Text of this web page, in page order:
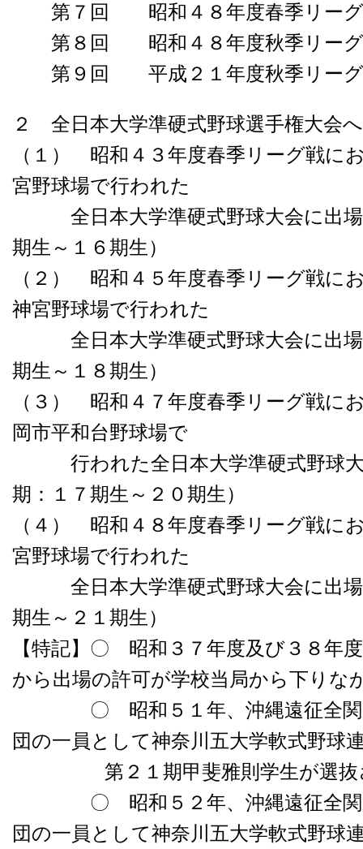
第７回 昭和４８年度春季リー
第８回 昭和４８年度秋季リー
第９回 平成２１年度秋季リー
２ 全日本大学準硬式野球選手権大会
（１） 昭和４３年度春季リーグ戦に
宮野球場で行われた
全日本大学準硬式野球大会に出場
期生～１６期生）
（２） 昭和４５年度春季リーグ戦に
神宮野球場で行われた
全日本大学準硬式野球大会に出場
期生～１８期生）
（３） 昭和４７年度春季リーグ戦に
岡市平和台野球場で
行われた全日本大学準硬式野球大
期：１７期生～２０期生）
（４） 昭和４８年度春季リーグ戦に
宮野球場で行われた
全日本大学準硬式野球大会に出場
期生～２１期生）
【特記】〇 昭和３７年度及び３８年
から出場の許可が学校当局から下りな
〇 昭和５１年、沖縄遠征全関東
団の一員として神奈川五大学軟式野球
第２１期甲斐雅則学生が選抜
〇 昭和５２年、沖縄遠征全関東
団の一員として神奈川五大学軟式野球